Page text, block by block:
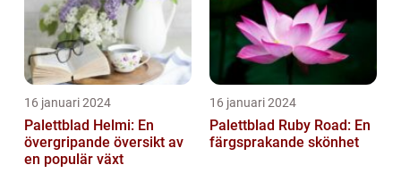
16 januari 2024
Palettblad Helmi: En
övergripande översikt av
en populär växt
16 januari 2024
Palettblad Ruby Road: En
färgsprakande skönhet